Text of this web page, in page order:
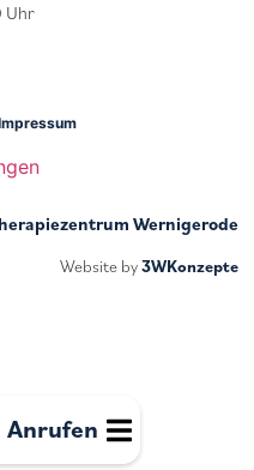
Anrufen
Uhr
Wernigerode
Website by3WKonzepte